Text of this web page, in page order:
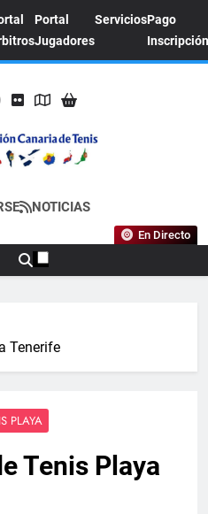
Portal
Jugadores
ServiciosPago
Inscripción
DE
TENIS
La Federación Canaria De
NOTICIAS
En Directo
Tenerife
PLAYA
Tenis Playa